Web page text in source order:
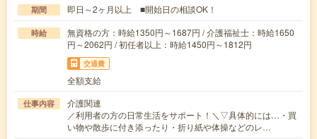
期間 即日～2ヶ月以上 ■開始日の相談OK！
時給
無資格の方：時給1350円～1687円 / 介護福祉士：時給1650
円～2062円 / 初任者以上：時給1450円～1812円
交通費
全額支給
仕事内容
介護関連
／利用者の方の日常生活をサポート！＼▽具体的には…・買
い物や散歩に付き添ったり・折り紙や体操などのレ…